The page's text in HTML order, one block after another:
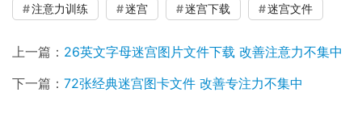
注意力训练 迷宫 迷宫下载 迷宫文件
上一篇： 26英文字母迷宫图片文件下载 改善注意力不集中
下一篇： 72张经典迷宫图卡文件 改善专注力不集中